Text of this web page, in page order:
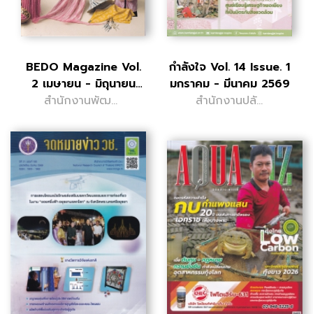
BEDO Magazine Vol.
2 เมษายน - มิถุนายน
2569
สำนักงานพัฒนา
ฐานชีวภาพ
(องค์การมหาชน)
กำลังใจ Vol. 14 Issue. 1
มกราคม - มีนาคม 2569
สำนักงานปลัด
ยุติธรรม กอง
พัฒนานวัตกรรม
การยุติธรรม